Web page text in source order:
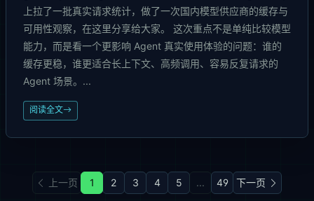
上拉了一批真实请求统计，做了一次国内模型供应商的缓存与
可用性观察，在这里分享给大家。 这次重点不是单纯比较模型
能力，而是看一个更影响 Agent 真实使用体验的问题：谁的
缓存更稳，谁更适合长上下文、高频调用、容易反复请求的
Agent 场景。...
阅读全文
上一页 1 2 3 4 5 ... 49 下一页